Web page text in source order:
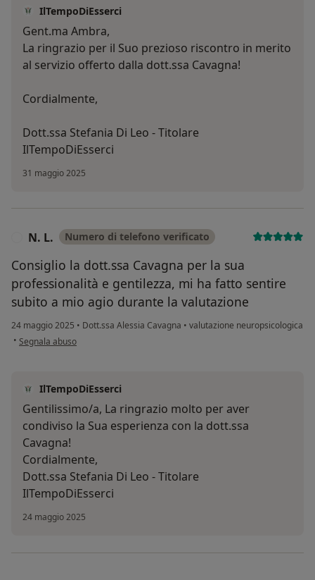
IlTempoDiEsserci
Gent.ma Ambra,
La ringrazio per il Suo prezioso riscontro in merito
al servizio offerto dalla dott.ssa Cavagna!
Cordialmente,
Dott.ssa Stefania Di Leo - Titolare
IlTempoDiEsserci
31 maggio 2025
N. L. Numero di telefono verificato
Consiglio la dott.ssa Cavagna per la sua
professionalità e gentilezza, mi ha fatto sentire
subito a mio agio durante la valutazione
24 maggio 2025 • Dott.ssa Alessia Cavagna • valutazione neuropsicologica
• secondo l'opinione dell'utente N. L.
Segnala abuso
IlTempoDiEsserci
Gentilissimo/a, La ringrazio molto per aver
condiviso la Sua esperienza con la dott.ssa
Cavagna!
Cordialmente,
Dott.ssa Stefania Di Leo - Titolare
IlTempoDiEsserci
24 maggio 2025